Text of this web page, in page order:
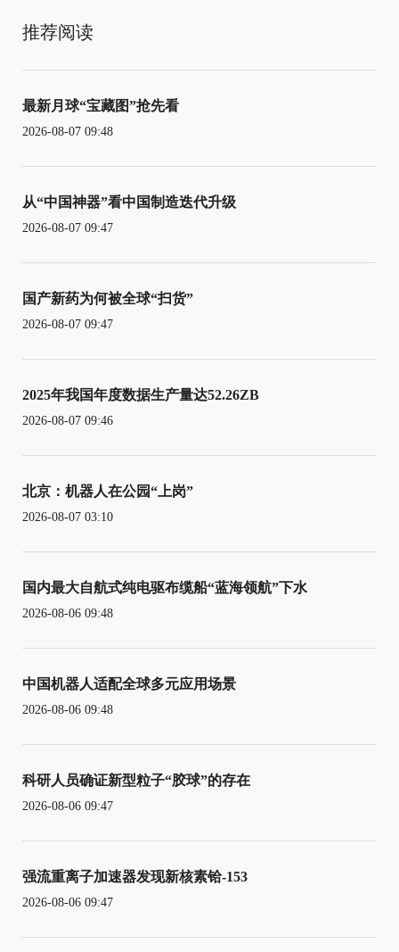
推荐阅读
最新月球“宝藏图”抢先看
2026-08-07 09:48
从“中国神器”看中国制造迭代升级
2026-08-07 09:47
国产新药为何被全球“扫货”
2026-08-07 09:47
2025年我国年度数据生产量达52.26ZB
2026-08-07 09:46
北京：机器人在公园“上岗”
2026-08-07 03:10
国内最大自航式纯电驱布缆船“蓝海领航”下水
2026-08-06 09:48
中国机器人适配全球多元应用场景
2026-08-06 09:48
科研人员确证新型粒子“胶球”的存在
2026-08-06 09:47
强流重离子加速器发现新核素铪-153
2026-08-06 09:47